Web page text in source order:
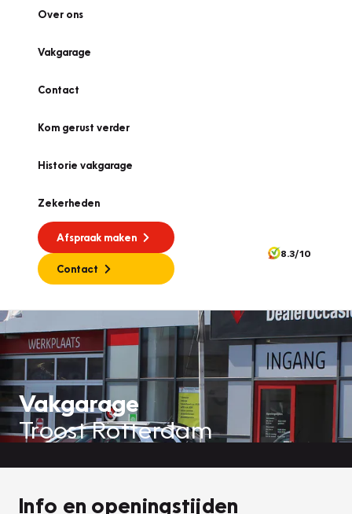
Over ons
Vakgarage
Contact
Kom gerust verder
Historie vakgarage
Zekerheden
Afspraak maken
Contact
8.3/10
Vakgarage
Troost Rotterdam
Info en openingstijden